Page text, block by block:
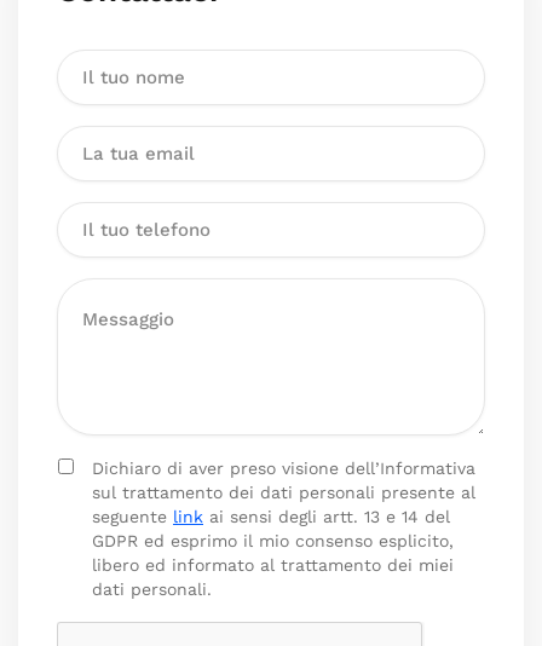
Dichiaro di aver preso visione dell’Informativa
sul trattamento dei dati personali presente al
seguente link ai sensi degli artt. 13 e 14 del
GDPR ed esprimo il mio consenso esplicito,
libero ed informato al trattamento dei miei
dati personali.